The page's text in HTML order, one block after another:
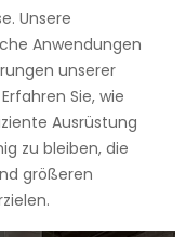
Unsere
Anwendungen
unserer
Sie, wie
Ausrüstung
zu bleiben, die
größeren